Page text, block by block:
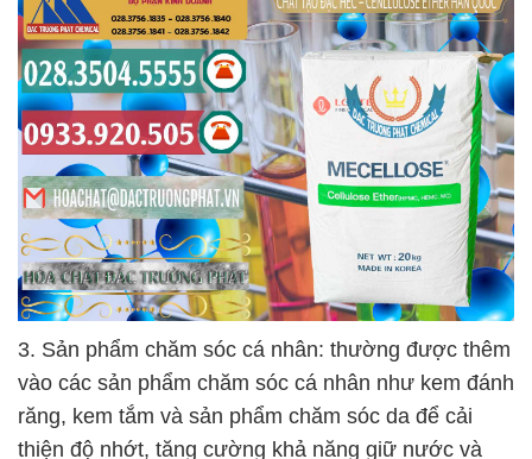
3. Sản phẩm chăm sóc cá nhân: thường được thêm
vào các sản phẩm chăm sóc cá nhân như kem đánh
răng, kem tắm và sản phẩm chăm sóc da để cải
thiện độ nhớt, tăng cường khả năng giữ nước và